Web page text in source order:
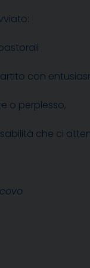
con
o perplesso,
che ci